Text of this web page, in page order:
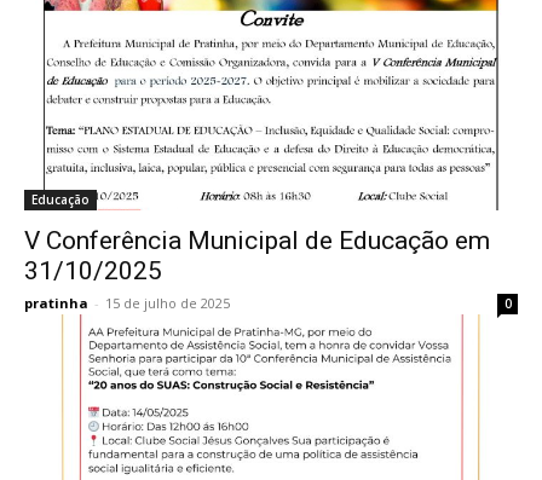
Educação
V Conferência Municipal de Educação em
31/10/2025
pratinha - 15 de julho de 2025 0